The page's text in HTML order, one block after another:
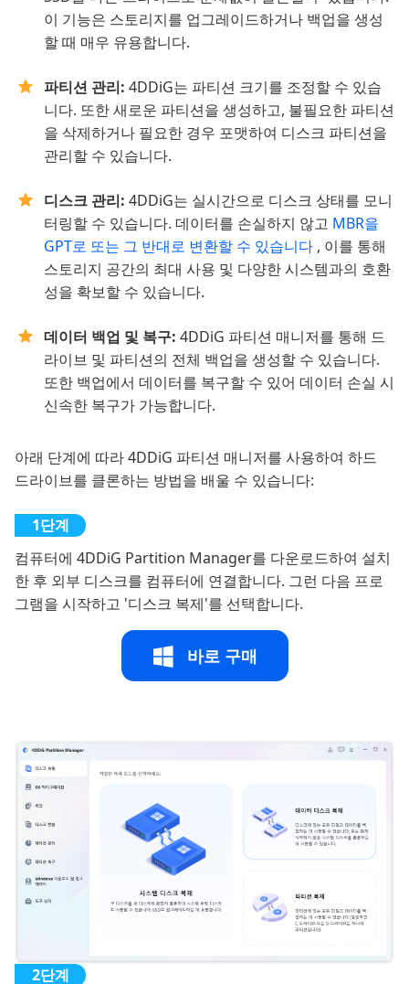
이 기능은 스토리지를 업그레이드하거나 백업을 생성
할 때 매우 유용합니다.
파티션 관리: 4DDiG는 파티션 크기를 조정할 수 있습
니다. 또한 새로운 파티션을 생성하고, 불필요한 파티션
을 삭제하거나 필요한 경우 포맷하여 디스크 파티션을
관리할 수 있습니다.
디스크 관리: 4DDiG는 실시간으로 디스크 상태를 모니
터링할 수 있습니다. 데이터를 손실하지 않고 MBR을
GPT로 또는 그 반대로 변환할 수 있습니다 , 이를 통해
스토리지 공간의 최대 사용 및 다양한 시스템과의 호환
성을 확보할 수 있습니다.
데이터 백업 및 복구: 4DDiG 파티션 매니저를 통해 드
라이브 및 파티션의 전체 백업을 생성할 수 있습니다.
또한 백업에서 데이터를 복구할 수 있어 데이터 손실 시
신속한 복구가 가능합니다.
아래 단계에 따라 4DDiG 파티션 매니저를 사용하여 하드
드라이브를 클론하는 방법을 배울 수 있습니다:
컴퓨터에 4DDiG Partition Manager를 다운로드하여 설치
한 후 외부 디스크를 컴퓨터에 연결합니다. 그런 다음 프로
그램을 시작하고 '디스크 복제'를 선택합니다.
바로 구매